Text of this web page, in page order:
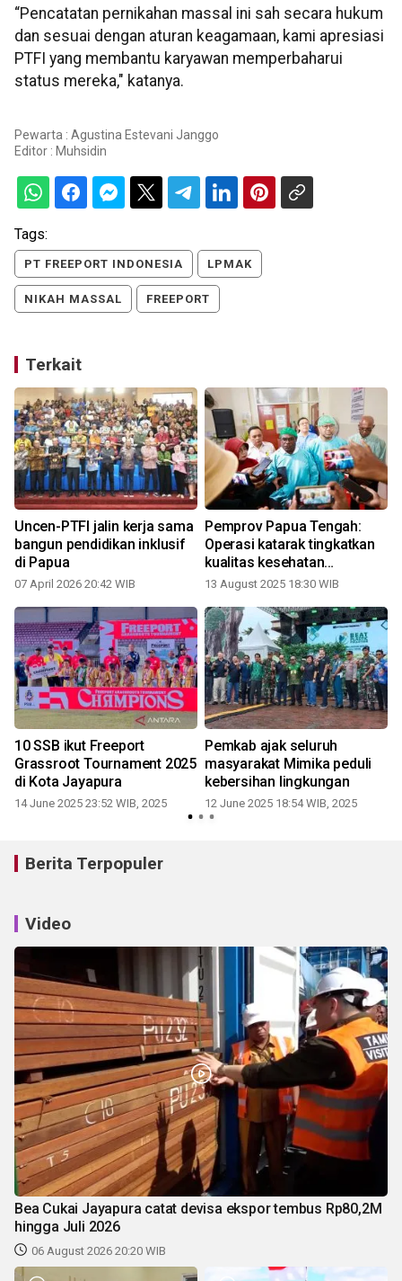
“Pencatatan pernikahan massal ini sah secara hukum
dan sesuai dengan aturan keagamaan, kami apresiasi
PTFI yang membantu karyawan memperbaharui
status mereka," katanya.
Pewarta : Agustina Estevani Janggo
Editor : Muhsidin
Tags:
PT FREEPORT INDONESIA LPMAK
NIKAH MASSAL FREEPORT
Terkait
Uncen-PTFI jalin kerja sama
bangun pendidikan inklusif
di Papua
07 April 2026 20:42 WIB
Pemprov Papua Tengah:
Operasi katarak tingkatkan
kualitas kesehatan
masyarakat
13 August 2025 18:30 WIB
10 SSB ikut Freeport
Grassroot Tournament 2025
di Kota Jayapura
14 June 2025 23:52 WIB, 2025
Pemkab ajak seluruh
masyarakat Mimika peduli
kebersihan lingkungan
12 June 2025 18:54 WIB, 2025
Berita Terpopuler
Video
Bea Cukai Jayapura catat devisa ekspor tembus Rp80,2M
hingga Juli 2026
06 August 2026 20:20 WIB